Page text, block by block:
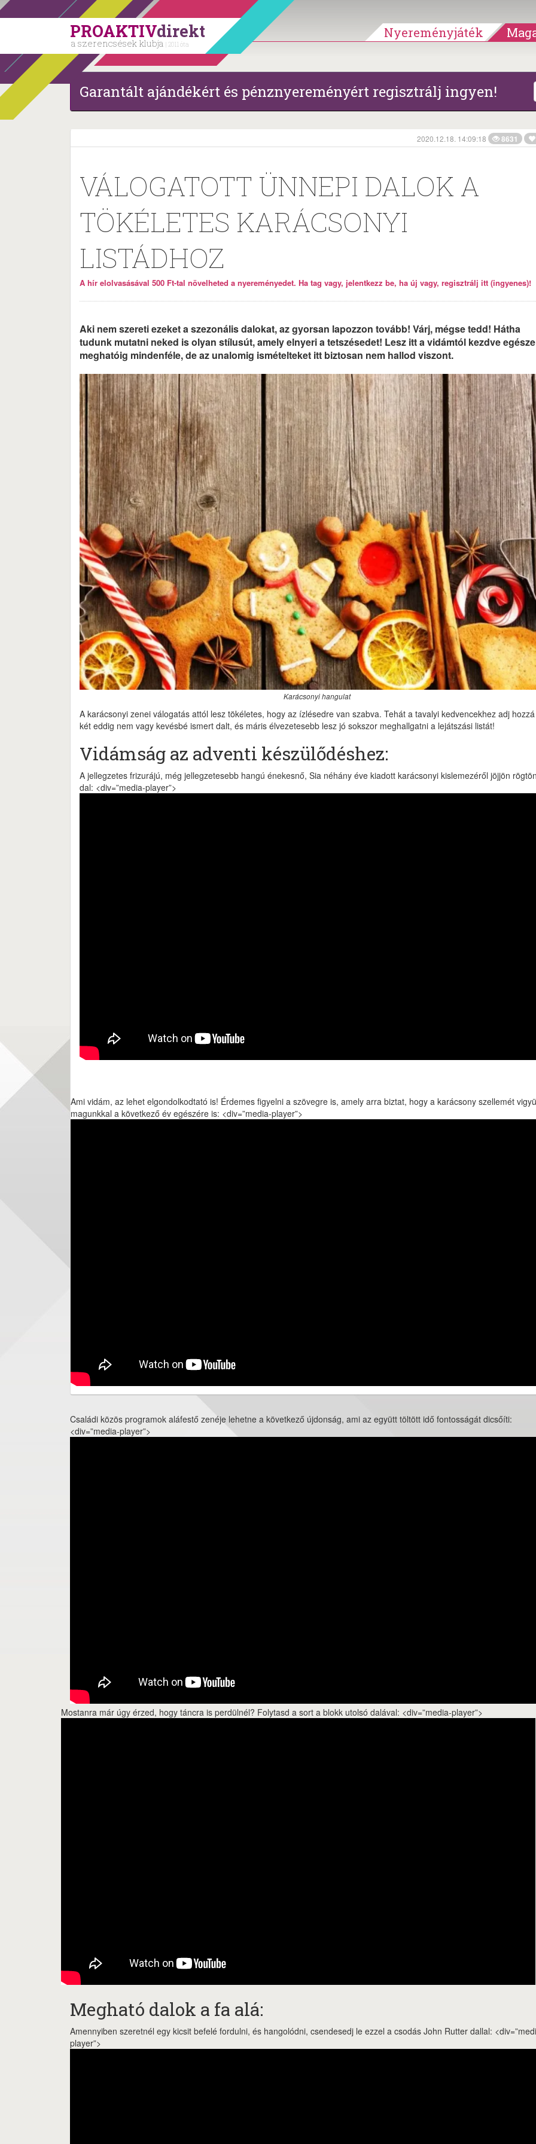
PROAKTIVdirekt
a szerencsések klubja | 2011 óta
Nyereményjáték
Garantált ajándékért és pénznyereményért regisztrálj ingyen!
2020.12.18. 14:09:18 8631
VÁLOGATOTT ÜNNEPI DALOK A
TÖKÉLETES KARÁCSONYI
LISTÁDHOZ
A hír elolvasásával 500 Ft-tal növelheted a nyereményedet. Ha tag vagy, jelentkezz be, ha új vagy, regisztrálj itt (ingyenes)!
Aki nem szereti ezeket a szezonális dalokat, az gyorsan lapozzon tovább! Várj, mégse tedd! Hátha
tudunk mutatni neked is olyan stílusút, amely elnyeri a tetszésedet! Lesz itt a vidámtól kezdve
meghatóig mindenféle, de az unalomig ismételteket itt biztosan nem hallod viszont.
Karácsonyi hangulat
A karácsonyi zenei válogatás attól lesz tökéletes, hogy az ízlésedre van szabva. Tehát a tavalyi kedvencekhez adj
két eddig nem vagy kevésbé ismert dalt, és máris élvezetesebb lesz jó sokszor meghallgatni a lejátszási listát!
Vidámság az adventi készülődéshez:
A jellegzetes frizurájú, még jellegzetesebb hangú énekesnő, Sia néhány éve kiadott karácsonyi kislemezéről jöjjön
dal: <div=”media-player”>
Ami vidám, az lehet elgondolkodtató is! Érdemes figyelni a szövegre is, amely arra biztat, hogy a karácsony szellemét
magunkkal a következő év egészére is: <div=”media-player”>
Családi közös programok aláfestő zenéje lehetne a következő újdonság, ami az együtt töltött idő fontosságát dicsőíti:
<div=”media-player”>
Mostanra már úgy érzed, hogy táncra is perdülnél? Folytasd a sort a blokk utolsó dalával: <div=”media-player”>
Megható dalok a fa alá:
Amennyiben szeretnél egy kicsit befelé fordulni, és hangolódni, csendesedj le ezzel a csodás John Rutter dallal:
player”>